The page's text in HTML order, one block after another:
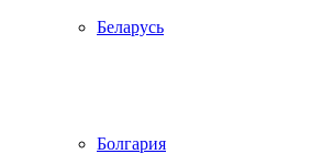
Беларусь
Болгария